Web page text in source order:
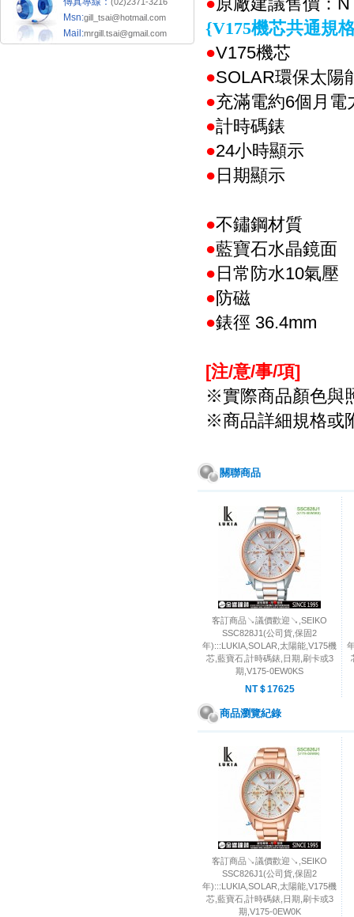
Msn:gill_tsai@hotmail.com
Mail:mrgill.tsai@gmail.com
{V175機芯共通規
●V175機芯
●SOLAR環保太陽
●充滿電約6個月電
●計時碼錶
●24小時顯示
●日期顯示
●不鏽鋼材質
●藍寶石水晶鏡面
●日常防水10氣壓
●防磁
●錶徑 36.4mm
[注/意/事/項]
※實際商品顏色與
※商品詳細規格或
關聯商品
客訂商品↘議價歡迎↘,SEIKO
SSC828J1(公司貨,保固2
年):::LUKIA,SOLAR,太陽能,V175機
芯,藍寶石,計時碼錶,日期,刷卡或3
期,V175-0EW0KS
NT＄17625
商品瀏覽紀錄
客訂商品↘議價歡迎↘,SEIKO
SSC826J1(公司貨,保固2
年):::LUKIA,SOLAR,太陽能,V175機
芯,藍寶石,計時碼錶,日期,刷卡或3
期,V175-0EW0K